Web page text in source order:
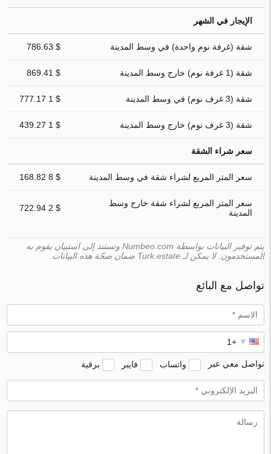
الإيجار في الشهر
شقة (غرفة نوم واحدة) في وسط المدينة $ 786.63
شقة (1 غرفة نوم) خارج وسط المدينة $ 869.41
شقة (3 غرف نوم) في وسط المدينة $ 1 777.17
شقة (3 غرف نوم) خارج وسط المدينة $ 1 439.27
سعر شراء الشقة
سعر المتر المربع لشراء شقة في وسط المدينة $ 8 168.82
سعر المتر المربع لشراء شقة خارج وسط
المدينة
$ 2 722.94
يتم توفير البيانات بواسطة Numbeo.com وتستند إلى استبيان يقوم به
المستخدمون. لا يمكن لـ Turk.estate ضمان صحّة هذه البيانات.
تواصل مع البائع
تواصل معي عبر واتساب فايبر برقية